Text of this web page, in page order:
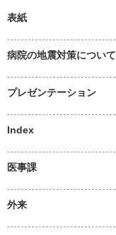
表紙
病院の地震対策について
プレゼンテーション
Index
医事課
外来